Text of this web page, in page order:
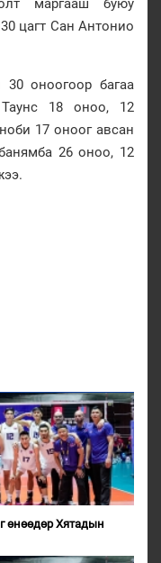
цагт Сан Антонио
оноогоор багаа
18 оноо, 12
17 оноог авсан
26 оноо, 12
өнөөдөр Хятадын